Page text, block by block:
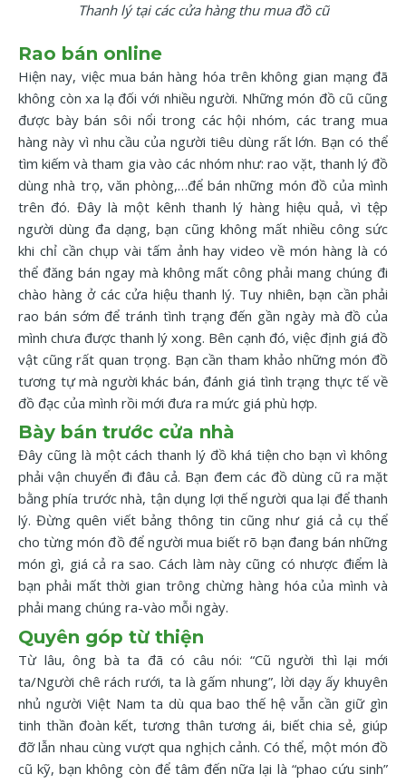
Thanh lý tại các cửa hàng thu mua đồ cũ
Rao bán online
Hiện nay, việc mua bán hàng hóa trên không gian mạng đã
không còn xa lạ đối với nhiều người. Những món đồ cũ cũng
được bày bán sôi nổi trong các hội nhóm, các trang mua
hàng này vì nhu cầu của người tiêu dùng rất lớn. Bạn có thể
tìm kiếm và tham gia vào các nhóm như: rao vặt, thanh lý đồ
dùng nhà trọ, văn phòng,…để bán những món đồ của mình
trên đó. Đây là một kênh thanh lý hàng hiệu quả, vì tệp
người dùng đa dạng, bạn cũng không mất nhiều công sức
khi chỉ cần chụp vài tấm ảnh hay video về món hàng là có
thể đăng bán ngay mà không mất công phải mang chúng đi
chào hàng ở các cửa hiệu thanh lý. Tuy nhiên, bạn cần phải
rao bán sớm để tránh tình trạng đến gần ngày mà đồ của
mình chưa được thanh lý xong. Bên cạnh đó, việc định giá đồ
vật cũng rất quan trọng. Bạn cần tham khảo những món đồ
tương tự mà người khác bán, đánh giá tình trạng thực tế về
đồ đạc của mình rồi mới đưa ra mức giá phù hợp.
Bày bán trước cửa nhà
Đây cũng là một cách thanh lý đồ khá tiện cho bạn vì không
phải vận chuyển đi đâu cả. Bạn đem các đồ dùng cũ ra mặt
bằng phía trước nhà, tận dụng lợi thế người qua lại để thanh
lý. Đừng quên viết bảng thông tin cũng như giá cả cụ thể
cho từng món đồ để người mua biết rõ bạn đang bán những
món gì, giá cả ra sao. Cách làm này cũng có nhược điểm là
bạn phải mất thời gian trông chừng hàng hóa của mình và
phải mang chúng ra-vào mỗi ngày.
Quyên góp từ thiện
Từ lâu, ông bà ta đã có câu nói: “Cũ người thì lại mới
ta/Người chê rách rưới, ta là gấm nhung”, lời dạy ấy khuyên
nhủ người Việt Nam ta dù qua bao thế hệ vẫn cần giữ gìn
tinh thần đoàn kết, tương thân tương ái, biết chia sẻ, giúp
đỡ lẫn nhau cùng vượt qua nghịch cảnh. Có thể, một món đồ
cũ kỹ, bạn không còn để tâm đến nữa lại là “phao cứu sinh”